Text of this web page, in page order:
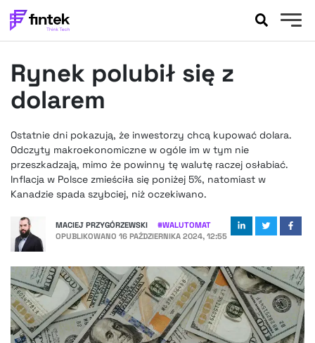
BANKOWOŚĆ
EVENTY
FELIETONY
WYWIADY
LEGAL
PODCASTY
FINTEK
EXTRA
OKIEM EKSPERTA
Rynek polubił się z
dolarem
Ostatnie dni pokazują, że inwestorzy chcą kupować dolara.
Odczyty makroekonomiczne w ogóle im w tym nie
przeszkadzają, mimo że powinny tę walutę raczej osłabiać.
Inflacja w Polsce zmieściła się poniżej 5%, natomiast w
Kanadzie spada szybciej, niż oczekiwano.
MACIEJ PRZYGÓRZEWSKI #WALUTOMAT
OPUBLIKOWANO 16 PAŹDZIERNIKA 2024, 12:55